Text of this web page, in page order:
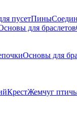
пусетПины
для браслетов
Основы для
КрестЖемчуг